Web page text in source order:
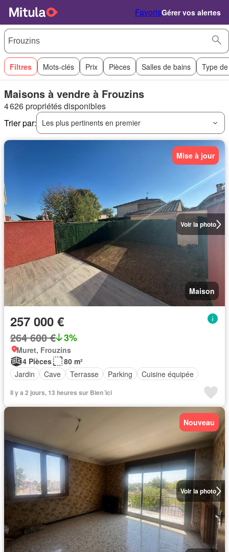
FavorisGérer vos alertes
Filtres Mots-clés Prix Pièces Salles de bains Type
Maisons à vendre à Frouzins
4 626 propriétés disponibles
Trier par:
Les plus pertinents en premier
Voir la photo
Mise à jour
Maison
257 000 €
264 600 € 3%
Muret, Frouzins
4 Pièces
80 m²
Jardin
Cave Terrasse Parking Cuisine équipée
Il y a 2 jours, 13 heures sur Bien´ici
Voir la photo
Nouveau